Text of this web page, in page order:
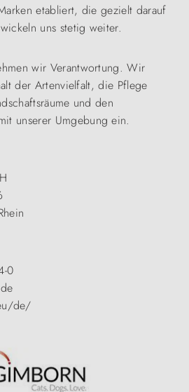
etabliert, die gezielt darauf
uns stetig weiter.
wir Verantwortung. Wir
der Artenvielfalt, die Pflege
und den
unserer Umgebung ein.
0
de/